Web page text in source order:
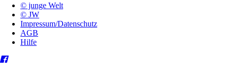
© junge Welt
© JW
Impressum/Datenschutz
AGB
Hilfe